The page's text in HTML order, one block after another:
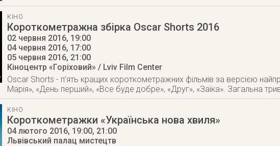
КІНО
Короткометражна збірка Oscar Shorts 2016
02 червня 2016, 19:00
04 червня 2016, 17:00
05 червня 2016, 21:00
Кіноцентр «Горіховий» / Lviv Film Center
Oscar Shorts - п’ять кращих короткометражних фільмів за версією
Марія», «День перший», «Все буде добре», «Друг», «Заїка». Загальна
КІНО
Короткометражки «Українська нова хвиля»
04 лютого 2016, 19:00, 21:00
Львівський палац мистецтв